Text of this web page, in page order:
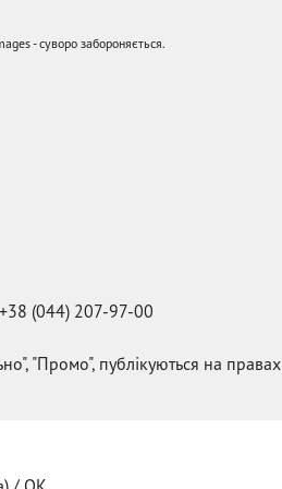
- суворо забороняється.
(044) 207-97-00
"Промо", публікуються на правах